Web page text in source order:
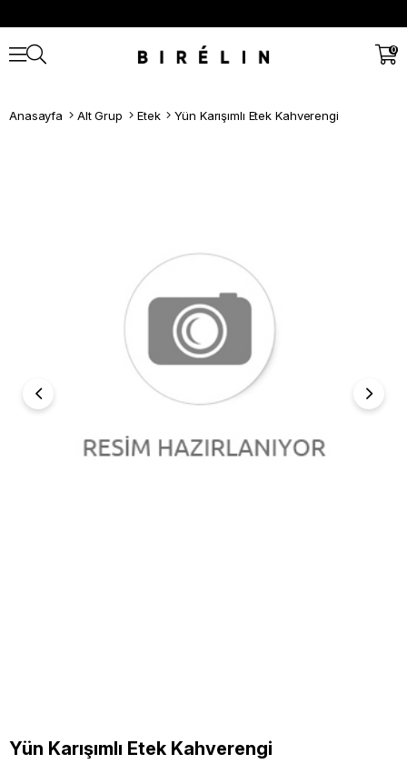
0
Anasayfa Alt Grup Etek Yün Karışımlı Etek Kahverengi
Yün Karışımlı Etek Kahverengi